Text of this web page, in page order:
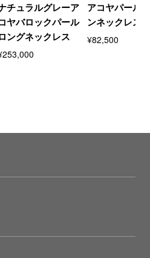
チュラルグレーア
ヤバロックパール
ングネックレス
アコヤパール
ンネックレス
¥82,500